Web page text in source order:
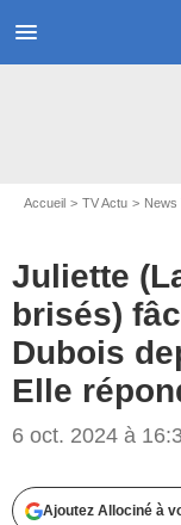
menu
Accueil TV Actu News
Juliette
brisés)
Dubois
Elle
6 oct. 2024 à
Ajoutez Allociné à
Captures